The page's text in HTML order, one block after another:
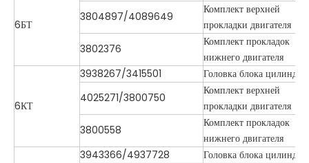
6БТ
3804897/4089649
Комплект верхней
прокладки двигателя
3802376
Комплект прокладок
нижнего двигателя
6КТ
3938267/3415501
Головка блока
4025271/3800750
Комплект верхней
прокладки двигателя
3800558
Комплект прокладок
нижнего двигателя
3943366/4937728
Головка блока